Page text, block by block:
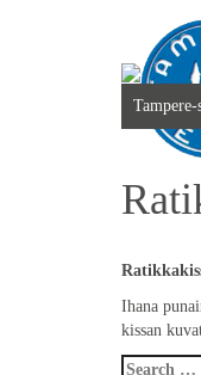
Ihana
kissan
Search